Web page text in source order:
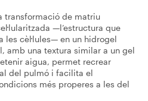
transformació de matriu
—l’estructura que
les cèl·lules— en un hidrogel
amb una textura similar a un gel
aigua, permet recrear
del pulmó i facilita el
més properes a les del